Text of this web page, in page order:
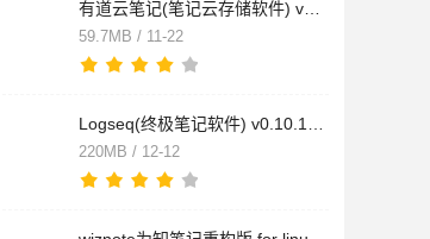
59.7MB / 11-22
220MB / 12-12